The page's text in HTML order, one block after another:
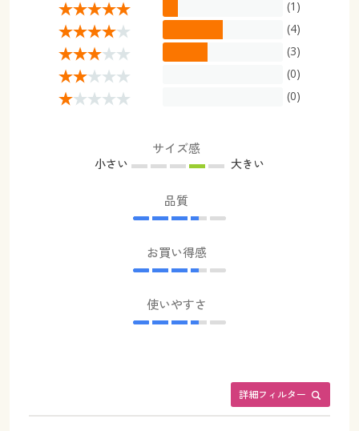
(1)
(4)
(3)
(0)
(0)
サイズ感
小さい 大きい
品質
お買い得感
使いやすさ
詳細フィルター